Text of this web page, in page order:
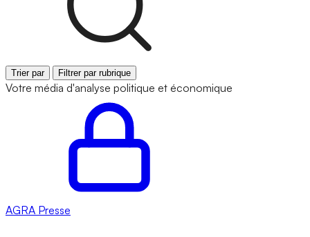
Trier par Filtrer par rubrique
Votre média d'analyse politique et économique
AGRA Presse